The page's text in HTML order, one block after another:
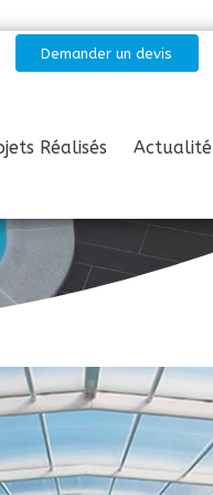
Demander un devis
Réalisés Actualité